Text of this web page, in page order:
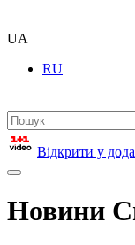
UA
RU
Відкрити у
Новини